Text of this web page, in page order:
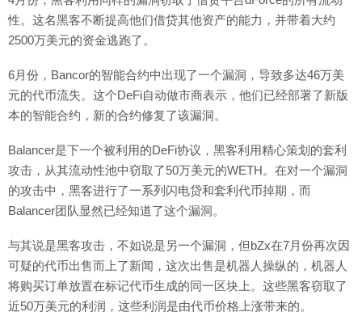
性。这名黑客不断提高他们借贷其他资产的能力，并带着大约
2500万美元的资金逃跑了。
6月份，Bancor的智能合约中出现了一个漏洞，导致多达46万美
元的代币流失。这个DeFi自动做市商表示，他们已经部署了新版
本的智能合约，新的合约修复了该漏洞。
Balancer是下一个被利用的DeFi协议，黑客利用精心策划的套利
攻击，从其流动性池中窃取了50万美元的WETH。在对一个漏洞
的攻击中，黑客进行了一系列闪电贷和套利代币掉期，而
Balancer团队显然已经知道了这个漏洞。
与其说是黑客攻击，不如说是另一个漏洞，但bZx在7月份再次因
可疑的代币出售而上了新闻，这次出售是机器人操纵的，机器人
将购买订单放置在标记代币生成的同一区块上。这些黑客窃取了
近50万美元的利润，这些利润是由代币价格上涨带来的。